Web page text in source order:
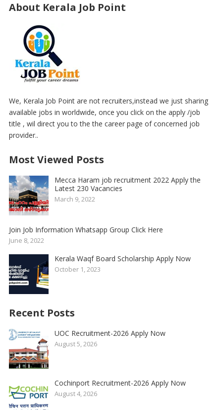
About Kerala Job Point
We, Kerala Job Point are not recruiters,instead we just sharing
available jobs in worldwide, once you click on the apply /job
title , wil direct you to the the career page of concerned job
provider..
Most Viewed Posts
Mecca Haram job recruitment 2022 Apply the
Latest 230 Vacancies
March 9, 2022
Join Job Information Whatsapp Group Click Here
June 8, 2022
Kerala Waqf Board Scholarship Apply Now
October 1, 2023
Recent Posts
UOC Recruitment-2026 Apply Now
August 5, 2026
Cochinport Recruitment-2026 Apply Now
August 4, 2026